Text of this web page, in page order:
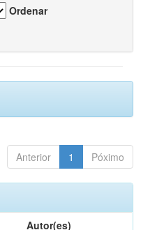
Ordenar
Anterior 1 Póximo
Autor(es)